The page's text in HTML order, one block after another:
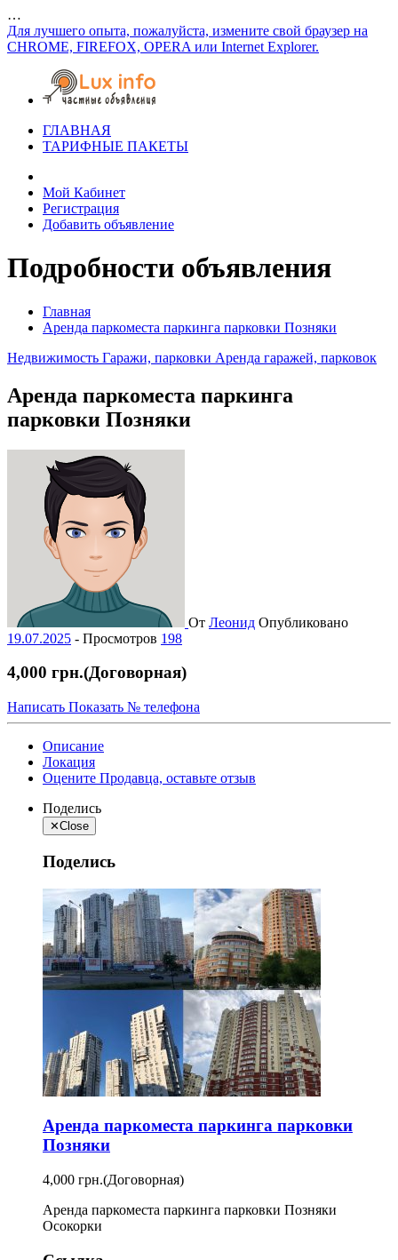
…
Для лучшего опыта, пожалуйста, измените свой браузер на
CHROME, FIREFOX, OPERA или Internet Explorer.
ГЛАВНАЯ
ТАРИФНЫЕ ПАКЕТЫ
Мой Кабинет
Регистрация
Добавить объявление
Подробности объявления
Главная
Аренда паркоместа паркинга парковки Позняки
Недвижимость Гаражи, парковки Аренда гаражей, парковок
Аренда паркоместа паркинга
парковки Позняки
От Леонид Опубликовано
19.07.2025 - Просмотров 198
4,000 грн.(Договорная)
Написать Показать № телефона
Описание
Локация
Оцените Продавца, оставьте отзыв
Поделись
✕Close
Поделись
Аренда паркоместа паркинга парковки
Позняки
4,000 грн.(Договорная)
Аренда паркоместа паркинга парковки Позняки
Осокорки